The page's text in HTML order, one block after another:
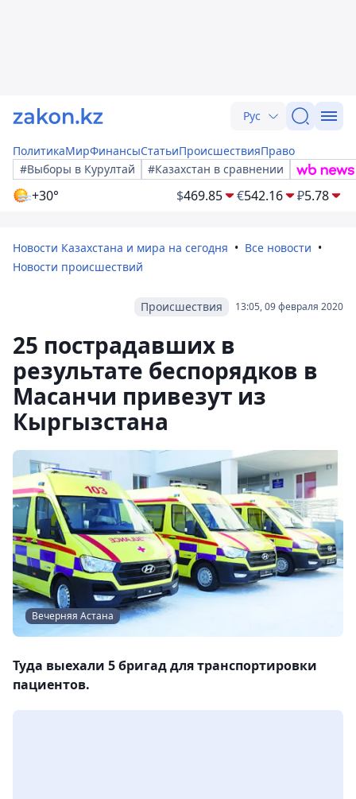
Рус
ПолитикаМирФинансыСтатьиПроисшествияПраво
#Выборы в Курултай
#Казахстан в сравнении
+30° $469.85 €542.16 ₽5.78
Новости Казахстана и мира на сегодня
Все новости
Новости происшествий
13:05, 09 февраля 2020
Происшествия
25 пострадавших в
результате беспорядков в
Масанчи привезут из
Кыргызстана
Вечерняя Астана
Туда выехали 5 бригад для транспортировки
пациентов.